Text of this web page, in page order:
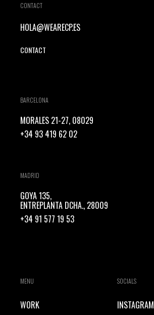
CONTACT
HOLA@WEARECP.ES
CONTACT
BARCELONA
MORALES 21-27, 08029
+34 93 419 62 02
MADRID
GOYA 135,
ENTREPLANTA DCHA., 28009
+34 91 577 19 53
MENU
WORK
SOCIALS
INSTAGRAM